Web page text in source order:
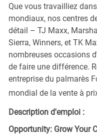
Que vous travailliez
mondiaux, nos centres
détail – TJ Maxx,
Sierra, Winners, et TK
nombreuses occasions
de faire une différence.
entreprise du palmarès
mondial de la vente à
Description d'emploi :
Opportunity: Grow Your